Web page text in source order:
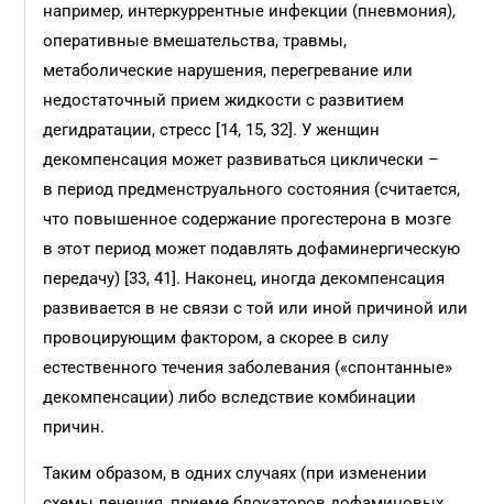
например, интеркуррентные инфекции (пневмония),
оперативные вмешательства, травмы,
метаболические нарушения, перегревание или
недостаточный прием жидкости с развитием
дегидратации, стресс [14, 15, 32]. У женщин
декомпенсация может развиваться циклически –
в период предменструального состояния (считается,
что повышенное содержание прогестерона в мозге
в этот период может подавлять дофаминергическую
передачу) [33, 41]. Наконец, иногда декомпенсация
развивается в не связи с той или иной причиной или
провоцирующим фактором, а скорее в силу
естественного течения заболевания («спонтанные»
декомпенсации) либо вследствие комбинации
причин.
Таким образом, в одних случаях (при изменении